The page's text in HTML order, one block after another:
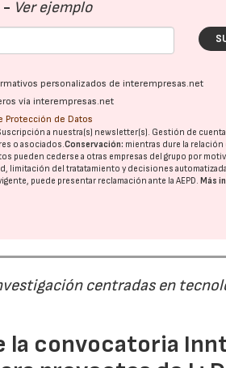
- Ver ejemplo
personalizados de interempresas.net
vía interempresas.net
Protección de Datos
a nuestra(s) newsletter(s). Gestión de
o asociados.Conservación: mientras dure la relación
pueden cederse a otras empresas del grupo por
limitación del tratatamiento y decisiones
puede presentar reclamación ante laAEPD.Más
centradas en
la convocatoria
23/07/2026